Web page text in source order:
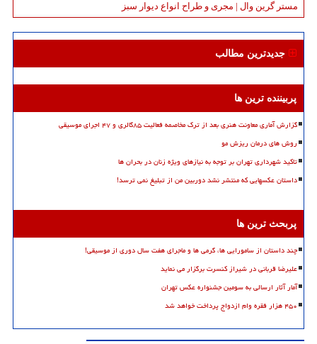
مستر گرین وال | مجری و طراح انواع دیوار سبز
جدیدترین مطالب
پربیننده ترین ها
گزارش آماری معاونت هنری بعد از ترک مخاصمه فعالیت ۸۵گالری و ۴۷ اجرای موسیقی
روش های درمان ریزش مو
تاکید شهرداری تهران بر توجه به نیازهای ویژه زنان در بحران ها
داستان عکسهایی که منتشر نشد دوربین من از تبلیغ نمی ترسد!
پربحث ترین ها
چند داستان از سامورایی ها، گرمی ها و ماجرای هفت سال دوری از موسیقی!
علیرضا قربانی در شیراز کنسرت برگزار می نماید
آمار آثار ارسالی به سومین جشنواره عکس تهران
۴۵۰ هزار فقره وام ازدواج پرداخت خواهد شد